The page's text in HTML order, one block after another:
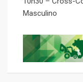
Masculino